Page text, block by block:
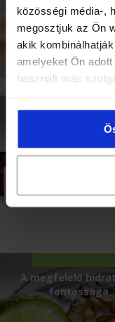
közösségi média-,
megosztjuk az Ön
akik
amelyeket Ön
használt más
Ízesített fekete
család a
A megfelelő
fontossága